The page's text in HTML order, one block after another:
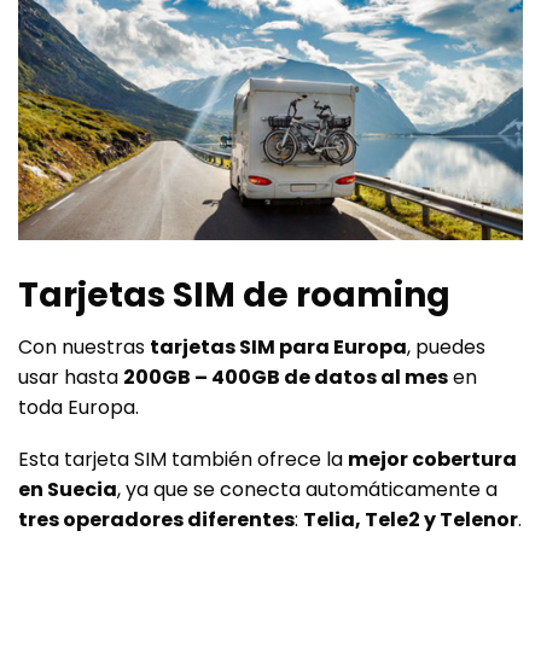
Tarjetas SIM de roaming
Con nuestras tarjetas SIM para Europa, puedes
usar hasta 200GB – 400GB de datos al mesen
toda Europa.
Esta tarjeta SIM también ofrece la mejor cobertura
en Suecia, ya que se conecta automáticamente a
tres operadores diferentes: Telia, Tele2 y Telenor.